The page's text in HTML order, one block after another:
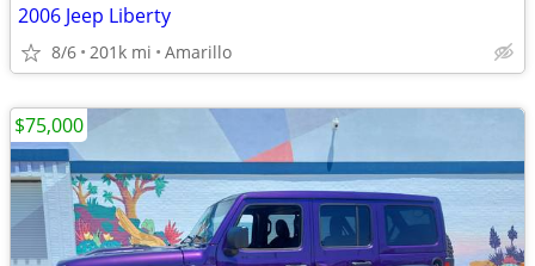
2006 Jeep Liberty
8/6 201k mi Amarillo
$75,000